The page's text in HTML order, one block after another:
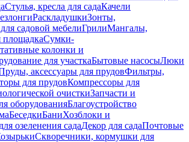
Стулья, кресла для садаКачели
РаскладушкиЗонты,
садовой мебелиГрилиМангалы,
площадкаСумки-
колонки и
для участкаБытовые насосыЛюки
аксессуары для прудовФильтры,
для прудовКомпрессоры для
очисткиЗапчасти и
оборудованияБлагоустройство
БеседкиБаниХозблоки и
озеленения садаДекор для садаПочтовые
Скворечники, кормушки для